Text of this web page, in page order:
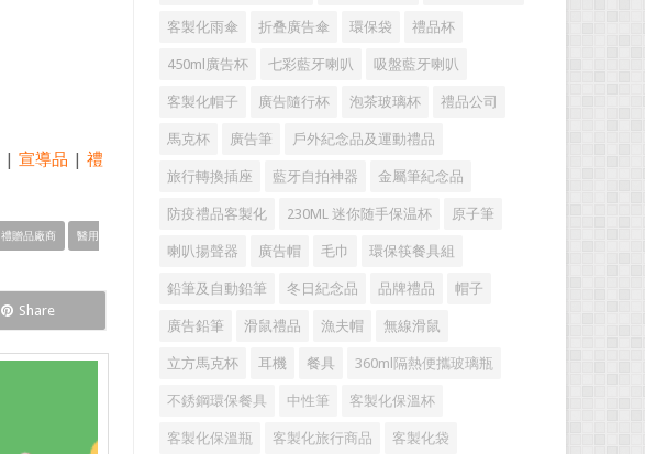
| 宣導品 | 禮
禮贈品廠商
醫用
Share
客製化雨傘 折叠廣告傘 環保袋 禮品杯
450ml廣告杯 七彩藍牙喇叭 吸盤藍牙喇叭
客製化帽子 廣告隨行杯 泡茶玻璃杯 禮品公司
馬克杯 廣告筆 戶外紀念品及運動禮品
旅行轉換插座 藍牙自拍神器 金屬筆紀念品
防疫禮品客製化 230ML 迷你随手保温杯 原子筆
喇叭揚聲器 廣告帽 毛巾 環保筷餐具組
鉛筆及自動鉛筆 冬日紀念品 品牌禮品 帽子
廣告鉛筆 滑鼠禮品 漁夫帽 無線滑鼠
立方馬克杯 耳機 餐具 360ml隔熱便攜玻璃瓶
不銹鋼環保餐具 中性筆 客製化保溫杯
客製化保溫瓶 客製化旅行商品 客製化袋